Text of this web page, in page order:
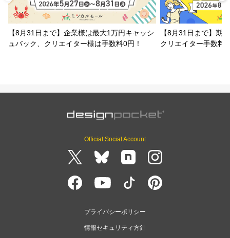
【8月31日まで】企業様は最大1万円キャッシ
ュバック、クリエイター様は手数料0円！
【8月31日まで】期
クリエイター手数料
Official Social Account
プライバシーポリシー
情報セキュリティ方針